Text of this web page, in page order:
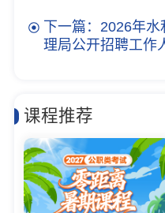
下一篇：2026年
理局公开招聘工作
课程推荐